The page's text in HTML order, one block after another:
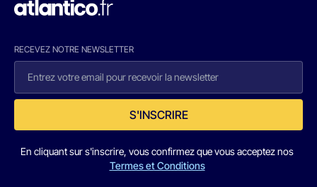
RECEVEZ NOTRE NEWSLETTER
S'INSCRIRE
En cliquant sur s'inscrire, vous confirmez que vous acceptez nos
Termes et Conditions